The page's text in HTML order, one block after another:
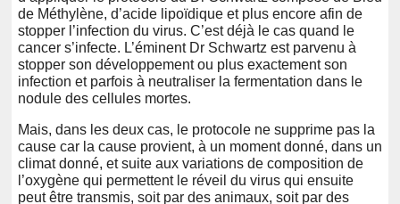
de Méthylène, d’acide lipoïdique et plus encore afin de
stopper l’infection du virus. C’est déjà le cas quand le
cancer s’infecte. L’éminent Dr Schwartz est parvenu à
stopper son développement ou plus exactement son
infection et parfois à neutraliser la fermentation dans le
nodule des cellules mortes.
Mais, dans les deux cas, le protocole ne supprime pas la
cause car la cause provient, à un moment donné, dans un
climat donné, et suite aux variations de composition de
l’oxygène qui permettent le réveil du virus qui ensuite
peut être transmis, soit par des animaux, soit par des